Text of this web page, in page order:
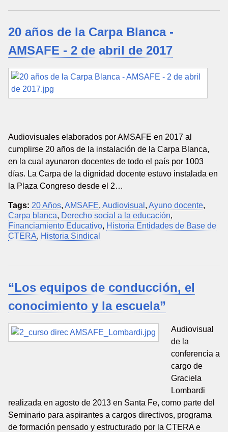
20 años de la Carpa Blanca -
AMSAFE - 2 de abril de 2017
Audiovisuales elaborados por AMSAFE en 2017 al
cumplirse 20 años de la instalación de la Carpa Blanca,
en la cual ayunaron docentes de todo el país por 1003
días. La Carpa de la dignidad docente estuvo instalada en
la Plaza Congreso desde el 2…
Tags: 20 Años, AMSAFE, Audiovisual , Ayuno docente,
Carpa blanca, Derecho social a la educación,
Financiamiento Educativo, Historia Entidades de Base de
CTERA, Historia Sindical
“Los equipos de conducción, el
conocimiento y la escuela”
Audiovisual
de la
conferencia a
cargo de
Graciela
Lombardi
realizada en agosto de 2013 en Santa Fe, como parte del
Seminario para aspirantes a cargos directivos, programa
de formación pensado y estructurado por la CTERA e